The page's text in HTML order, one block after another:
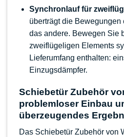
Synchronlauf für
überträgt die Bewegungen
das andere. Bewegen Sie
zweiflügeligen Elements
Lieferumfang enthalten:
Einzugsdämpfer.
Schiebetür Zubehör
problemloser Einbau
überzeugendes
Das Schiebetür Zubehör von